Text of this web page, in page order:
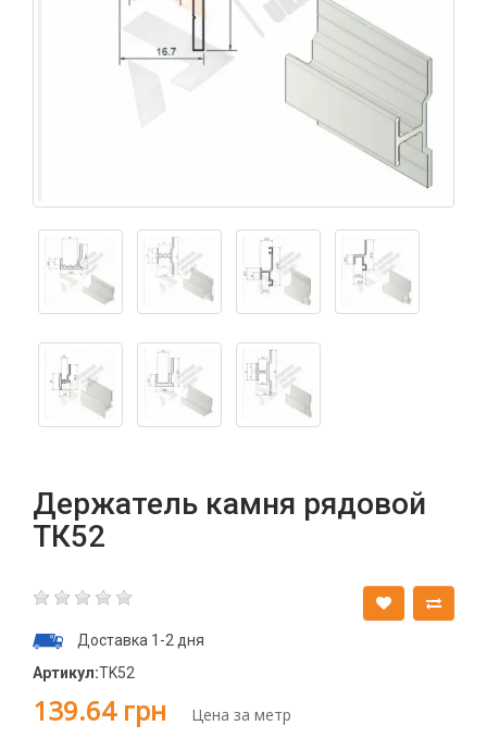
Держатель камня рядовой
ТК52
Доставка 1-2 дня
Артикул:TK52
139.64 грн Цена за метр